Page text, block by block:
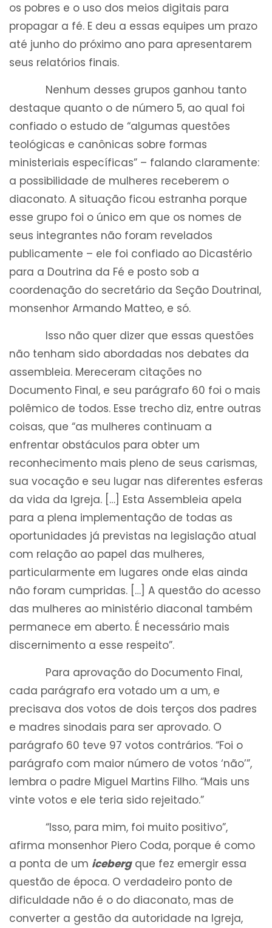
os pobres e o uso dos meios digitais para
propagar a fé. E deu a essas equipes um prazo
até junho do próximo ano para apresentarem
seus relatórios finais.
Nenhum desses grupos ganhou tanto
destaque quanto o de número 5, ao qual foi
confiado o estudo de “algumas questões
teológicas e canônicas sobre formas
ministeriais específicas” – falando claramente:
a possibilidade de mulheres receberem o
diaconato. A situação ficou estranha porque
esse grupo foi o único em que os nomes de
seus integrantes não foram revelados
publicamente – ele foi confiado ao Dicastério
para a Doutrina da Fé e posto sob a
coordenação do secretário da Seção Doutrinal,
monsenhor Armando Matteo, e só.
Isso não quer dizer que essas questões
não tenham sido abordadas nos debates da
assembleia. Mereceram citações no
Documento Final, e seu parágrafo 60 foi o mais
polêmico de todos. Esse trecho diz, entre outras
coisas, que “as mulheres continuam a
enfrentar obstáculos para obter um
reconhecimento mais pleno de seus carismas,
sua vocação e seu lugar nas diferentes esferas
da vida da Igreja. […] Esta Assembleia apela
para a plena implementação de todas as
oportunidades já previstas na legislação atual
com relação ao papel das mulheres,
particularmente em lugares onde elas ainda
não foram cumpridas. […] A questão do acesso
das mulheres ao ministério diaconal também
permanece em aberto. É necessário mais
discernimento a esse respeito”.
Para aprovação do Documento Final,
cada parágrafo era votado um a um, e
precisava dos votos de dois terços dos padres
e madres sinodais para ser aprovado. O
parágrafo 60 teve 97 votos contrários. “Foi o
parágrafo com maior número de votos ‘não’”,
lembra o padre Miguel Martins Filho. “Mais uns
vinte votos e ele teria sido rejeitado.”
“Isso, para mim, foi muito positivo”,
afirma monsenhor Piero Coda, porque é como
a ponta de um icebergque fez emergir essa
questão de época. O verdadeiro ponto de
dificuldade não é o do diaconato, mas de
converter a gestão da autoridade na Igreja,